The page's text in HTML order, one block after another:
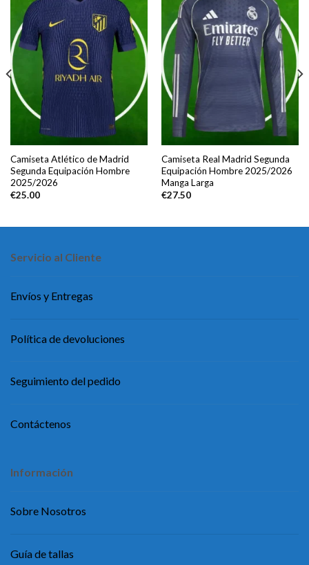
Camiseta Atlético de Madrid
Segunda Equipación Hombre
2025/2026
€25.00
Camiseta Real Madrid Segunda
Equipación Hombre 2025/2026
Manga Larga
€27.50
Servicio al Cliente
Envíos y Entregas
Política de devoluciones
Seguimiento del pedido
Contáctenos
Información
Sobre Nosotros
Guía de tallas